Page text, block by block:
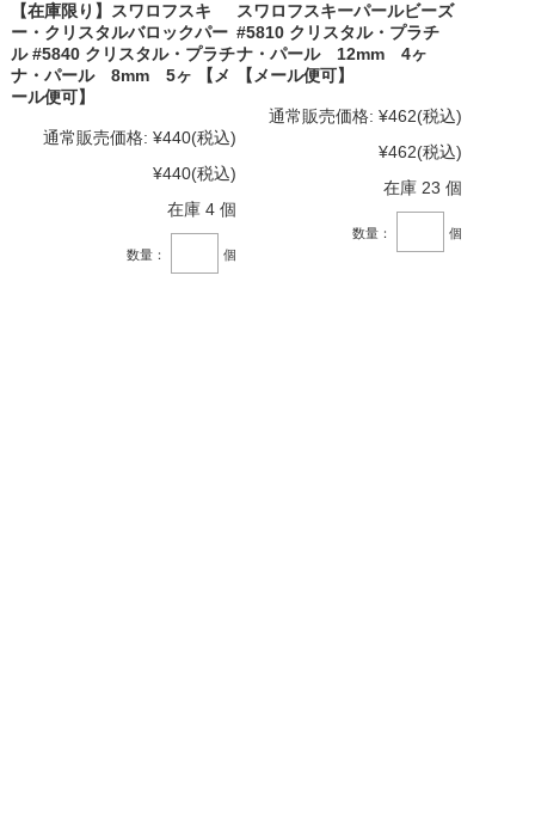
【在庫限り】スワロフスキ
ー・クリスタルバロックパー
ル #5840 クリスタル・プラチ
ナ・パール 8mm 5ヶ 【メ
ール便可】
通常販売価格: ¥440(税込)
¥440(税込)
在庫 4 個
数量： 個
スワロフスキーパールビーズ
#5810 クリスタル・プラチ
ナ・パール 12mm 4ヶ
【メール便可】
通常販売価格: ¥462(税込)
¥462(税込)
在庫 23 個
数量： 個